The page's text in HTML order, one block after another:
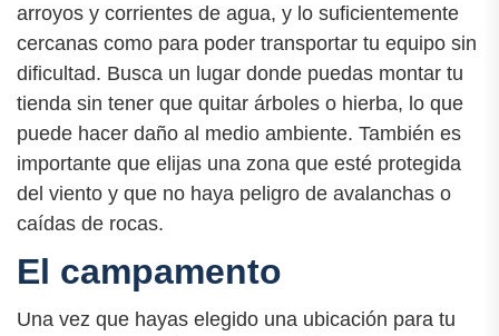
arroyos y corrientes de agua, y lo suficientemente
cercanas como para poder transportar tu equipo sin
dificultad. Busca un lugar donde puedas montar tu
tienda sin tener que quitar árboles o hierba, lo que
puede hacer daño al medio ambiente. También es
importante que elijas una zona que esté protegida
del viento y que no haya peligro de avalanchas o
caídas de rocas.
El campamento
Una vez que hayas elegido una ubicación para tu